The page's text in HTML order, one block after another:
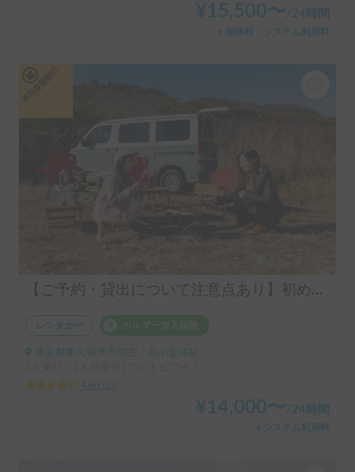
¥ 15,500〜 /24時間
＋保険料・システム利用料
【ご予約・貸出について注意点あり】初めての車中泊は冷蔵or冷凍庫付きアルトピアーノで決まり！！当店のキャンピングレンタカーは【ペット同乗可能！５人乗り！大人２名就寝可能。 安心のトヨタ正規ディーラーレンタル！！】 アルトピアーノで愛犬との車中泊旅にピッタリ🐶ペット/初心者大歓迎🔰/音楽フェス等などなどご利用ください。コンパクトで運転しやすいキャンピングカー🚐
レンタカー
東京都東久留米市弥生, ' 花小金井駅
4.80
25
¥ 14,000〜/24時間
＋システム利用料